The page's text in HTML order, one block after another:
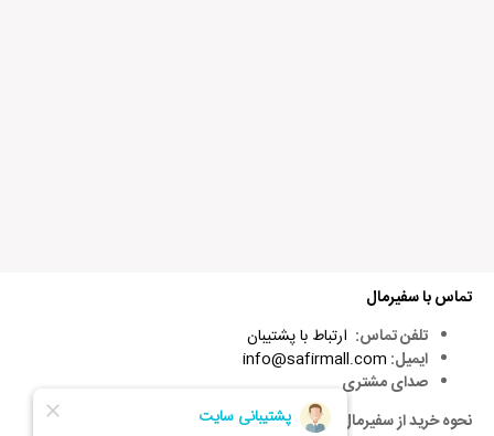
تماس با سفیرمال
تلفن تماس: ارتباط با پشتیبان
ایمیل: info@safirmall.com
صدای مشتری
نحوه خرید از سفیرمال